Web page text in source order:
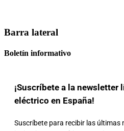
Barra lateral
Boletín informativo
¡Suscríbete a la newsletter
eléctrico en España!
Suscríbete para recibir las últimas